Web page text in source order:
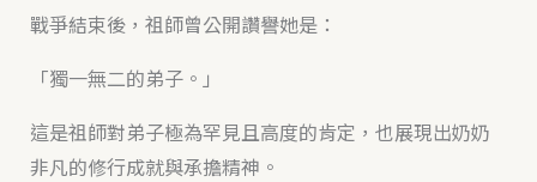
戰爭結束後，祖師曾公開讚譽她是：
「獨一無二的弟子。」
這是祖師對弟子極為罕見且高度的肯定，也展現出奶奶
非凡的修行成就與承擔精神。